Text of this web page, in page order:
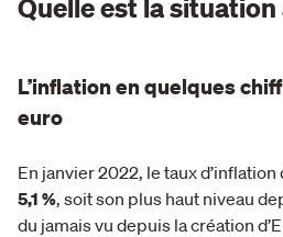
Quelle est la
L’inflation en quelques
euro
En janvier 2022, le taux
5,1 %, soit son plus haut niveau
du jamais vu depuis la création